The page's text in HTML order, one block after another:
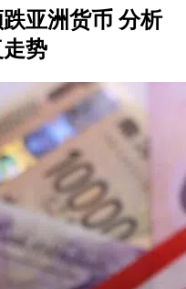
亚洲货币 分析
势